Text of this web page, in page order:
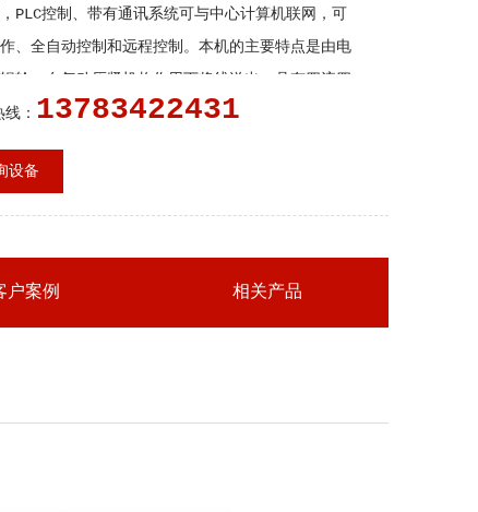
PLC控制、带有通讯系统可与中心计算机联网，可
、全自动控制和远程控制。本机的主要特点是由电
轮，在气动压紧机构作用下将线送出。具有四流四
即可在任何时间以任
： 13783422431
设备
户案例 相关产品